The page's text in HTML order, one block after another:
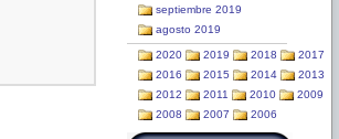
septiembre 2019
agosto 2019
2020 2019 2018
2017
2016
2015 2014
2013
2012
2011 2010
2009
2008
2007 2006